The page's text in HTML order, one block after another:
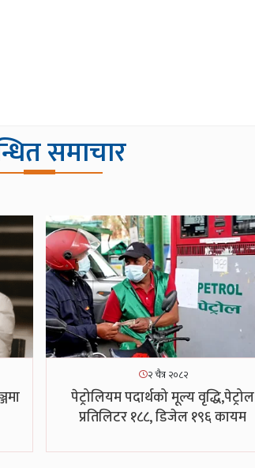
समाचार
२ चैत्र २०८२
पेट्रोलियम पदार्थको मूल्य वृद्धि,पेट्रोल
प्रतिलिटर १८८, डिजेल १९६ कायम